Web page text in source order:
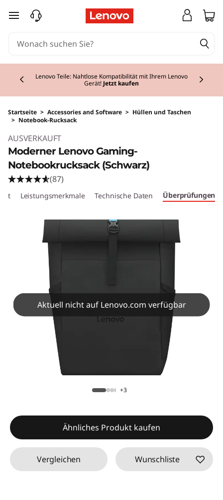
zum Hauptinhalt springen
Lenovo Teile: Nahtlose Kompatibilität mit Ihrem Lenovo
Gerät! Jetzt kaufen
Startseite > Accessories and Software > Hüllen und Taschen
> Notebook-Rucksack
AUSVERKAUFT
Moderner Lenovo Gaming-
Notebookrucksack (Schwarz)
(87)
Leistungsmerkmale Technische Daten Überprüfungen
Aktuell nicht auf Lenovo.com verfügbar
+3
Ähnliches Produkt kaufen
Vergleichen Wunschliste